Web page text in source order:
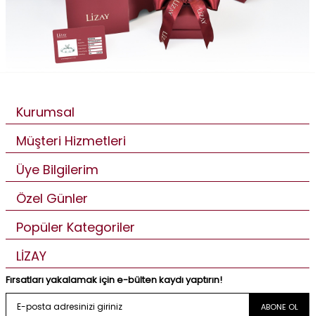
Kurumsal
Müşteri Hizmetleri
Üye Bilgilerim
Özel Günler
Popüler Kategoriler
LİZAY
Fırsatları yakalamak için e-bülten kaydı yaptırın!
ABONE OL